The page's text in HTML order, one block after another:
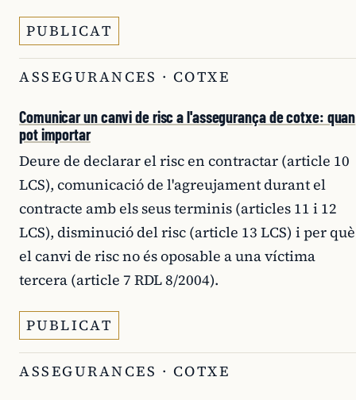
PUBLICAT
ASSEGURANCES · COTXE
Comunicar un canvi de risc a l'assegurança de cotxe: quan
pot importar
Deure de declarar el risc en contractar (article 10
LCS), comunicació de l'agreujament durant el
contracte amb els seus terminis (articles 11 i 12
LCS), disminució del risc (article 13 LCS) i per què
el canvi de risc no és oposable a una víctima
tercera (article 7 RDL 8/2004).
PUBLICAT
ASSEGURANCES · COTXE